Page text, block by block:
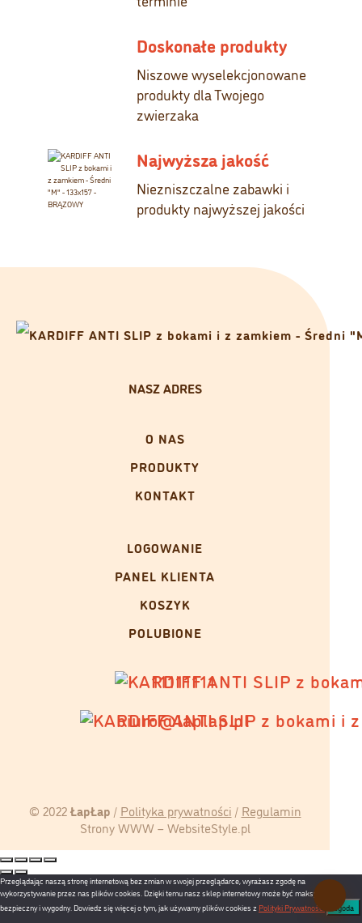
Doskonałe produkty
Niszowe wyselekcjonowane
produkty dla Twojego
zwierzaka
Najwyższa jakość
Niezniszczalne zabawki i
produkty najwyższej jakości
NASZ ADRES
O NAS
PRODUKTY
KONTAKT
LOGOWANIE
PANEL KLIENTA
KOSZYK
POLUBIONE
11111111
biuro@laplap.pl
© 2022ŁapŁap / Polityka prywatności / Regulamin
Strony WWW – WebsiteStyle.pl
Przeglądając naszą stronę internetową bez zmian w swojej przeglądarce, wyrażasz zgodę na
wykorzystywanie przez nas plików cookies. Dzięki temu nasz sklep internetowy może być maksymalnie
bezpieczny i wygodny. Dowiedz się więcej o tym, jak używamy plików cookies z Polityki Prywatności Zgoda